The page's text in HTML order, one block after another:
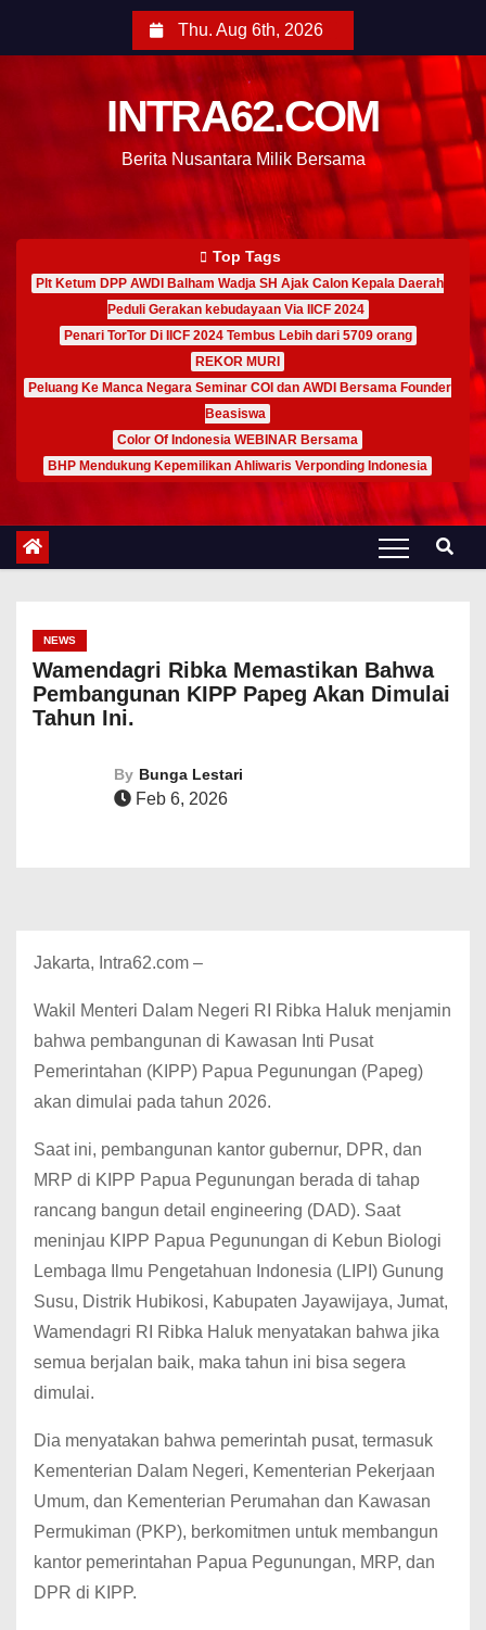
Thu. Aug 6th, 2026
INTRA62.COM
Berita Nusantara Milik Bersama
Top Tags
Plt Ketum DPP AWDI Balham Wadja SH Ajak Calon Kepala Daerah
Peduli Gerakan kebudayaan Via IICF 2024
Penari TorTor Di IICF 2024 Tembus Lebih dari 5709 orang
REKOR MURI
Peluang Ke Manca Negara Seminar COI dan AWDI Bersama Founder
Beasiswa
Color Of Indonesia WEBINAR Bersama
BHP Mendukung Kepemilikan Ahliwaris Verponding Indonesia
NEWS
Wamendagri Ribka Memastikan Bahwa
Pembangunan KIPP Papeg Akan Dimulai
Tahun Ini.
By Bunga Lestari
Feb 6, 2026
Jakarta, Intra62.com –
Wakil Menteri Dalam Negeri RI Ribka Haluk menjamin
bahwa pembangunan di Kawasan Inti Pusat
Pemerintahan (KIPP) Papua Pegunungan (Papeg)
akan dimulai pada tahun 2026.
Saat ini, pembangunan kantor gubernur, DPR, dan
MRP di KIPP Papua Pegunungan berada di tahap
rancang bangun detail engineering (DAD). Saat
meninjau KIPP Papua Pegunungan di Kebun Biologi
Lembaga Ilmu Pengetahuan Indonesia (LIPI) Gunung
Susu, Distrik Hubikosi, Kabupaten Jayawijaya, Jumat,
Wamendagri RI Ribka Haluk menyatakan bahwa jika
semua berjalan baik, maka tahun ini bisa segera
dimulai.
Dia menyatakan bahwa pemerintah pusat, termasuk
Kementerian Dalam Negeri, Kementerian Pekerjaan
Umum, dan Kementerian Perumahan dan Kawasan
Permukiman (PKP), berkomitmen untuk membangun
kantor pemerintahan Papua Pegunungan, MRP, dan
DPR di KIPP.